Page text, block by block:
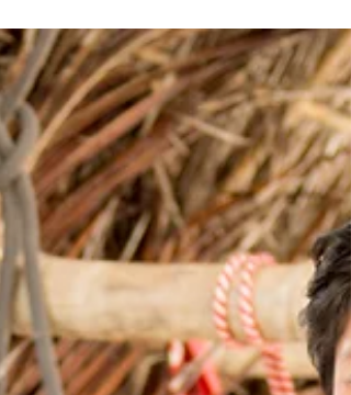
moldeada por mujeres Más allá de sus aguas
turquesas e islas de ensueño, San Blas, hogar del
pueblo Guna Yala, ofrece un modelo cultural donde
mujeres son el centro de la vida cotidiana y el
liderazgo. En este vibrante archipiélago, el poder
a través de la línea femenina, forjando una sociedad
única que valora la herencia, la estabilidad y la
armonía a través de su sistema matrilineal. La
sociedad matrilineal de San Blas